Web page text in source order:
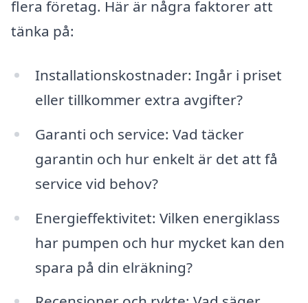
flera företag. Här är några faktorer att
tänka på:
Installationskostnader: Ingår i priset
eller tillkommer extra avgifter?
Garanti och service: Vad täcker
garantin och hur enkelt är det att få
service vid behov?
Energieffektivitet: Vilken energiklass
har pumpen och hur mycket kan den
spara på din elräkning?